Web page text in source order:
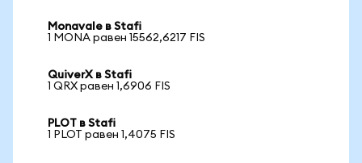
Monavale в Stafi
1 MONA равен 15562,6217 FIS
QuiverX в Stafi
1 QRX равен 1,6906 FIS
PLOT в Stafi
1 PLOT равен 1,4075 FIS